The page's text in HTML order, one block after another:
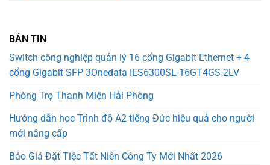
BẢN TIN
Switch công nghiệp quản lý 16 cổng Gigabit Ethernet + 4
cổng Gigabit SFP 3Onedata IES6300SL-16GT4GS-2LV
Phòng Trọ Thanh Miện Hải Phòng
Hướng dẫn học Trình độ A2 tiếng Đức hiệu quả cho người
mới nâng cấp
Báo Giá Đặt Tiệc Tất Niên Công Ty Mới Nhất 2026